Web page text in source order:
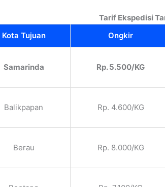
Tarif Ekspedisi
Kota Tujuan Ongkir
Samarinda Rp. 5.500/KG
Balikpapan Rp. 4.600/KG
Berau Rp. 8.000/KG